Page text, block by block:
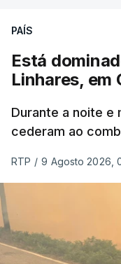
ESTE
PAÍS
Está
Linhares, em
Durante a noite e
cederam ao
RTP / 9 Agosto 2026,